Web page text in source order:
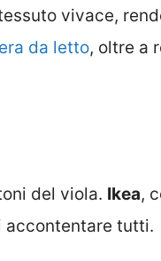
vivace,
da letto, oltre a
del viola. Ikea,
accontentare tutti.